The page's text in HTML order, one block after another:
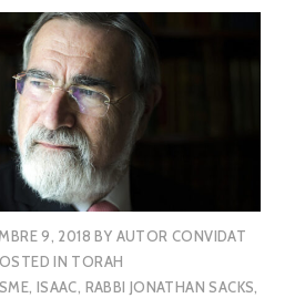
9, 2018 BY AUTOR CONVIDAT
IN TORAH
, ISAAC, RABBI JONATHAN SACKS,